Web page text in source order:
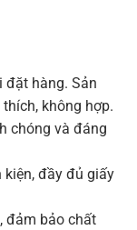
đặt hàng. Sản
không hợp.
chóng và đáng
kiện, đầy đủ giấy
đảm bảo chất